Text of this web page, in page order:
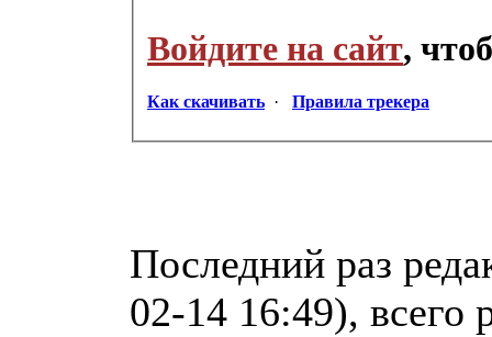
Войдите на сайт,
Как скачивать · Правила трекера
Последний раз
02-14 16:49), всего